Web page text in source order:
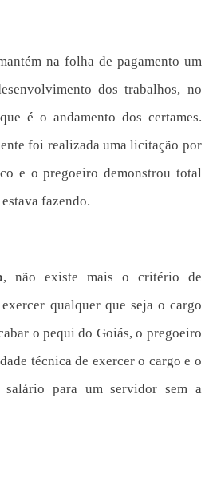
na folha de pagamento um
dos trabalhos, no
é o andamento dos certames.
foi realizada uma licitação por
e o pregoeiro demonstrou total
fazendo.
, não existe mais o critério de
qualquer que seja o cargo
o pequi do Goiás,o pregoeiro
técnica de exercer o cargoe o
para um servidor sem a